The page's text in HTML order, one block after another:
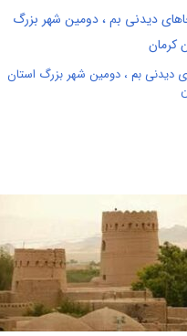
دیدنی بم ، دومین شهر بزرگ استان